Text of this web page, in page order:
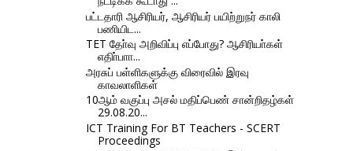
பட்டதாரி ஆசிரியர், ஆசிரியர் பயிற்றுநர் காலி
பணியிட...
TET தோ்வு அறிவிப்பு எப்போது? ஆசிரியா்கள்
எதிா்பாா...
அரசுப் பள்ளிகளுக்கு விரைவில் இரவு
காவலாளிகள்
10ஆம் வகுப்பு அசல் மதிப்பெண் சான்றிதழ்கள்
29.08.20...
ICT Training For BT Teachers - SCERT
Proceedings